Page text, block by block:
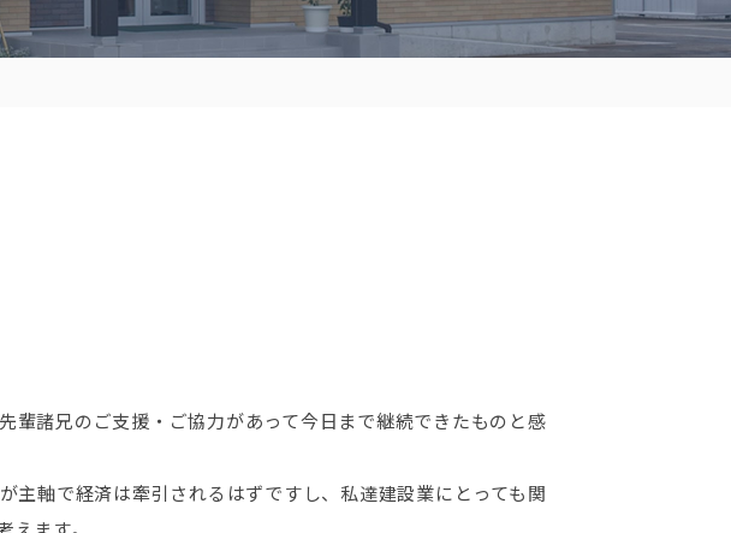
諸兄のご支援・ご協力があって今日まで継続できたものと感
軸で経済は牽引されるはずですし、私達建設業にとっても関